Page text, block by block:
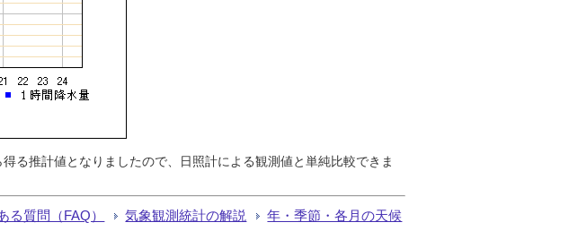
る推計値となりましたので、日照計による観測値と単純比較できま
る質問（FAQ） 気象観測統計の解説 年・季節・各月の天候